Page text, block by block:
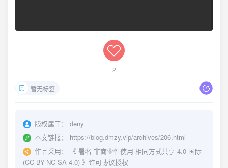
2
暂无标签
版权属于：
deny
本文链接：
https://blog.dmzy.vip/archives/206.html
作品采用：
《 署名-非商业性使用-相同方式共享 4.0 国际
(CC BY-NC-SA 4.0) 》许可协议授权